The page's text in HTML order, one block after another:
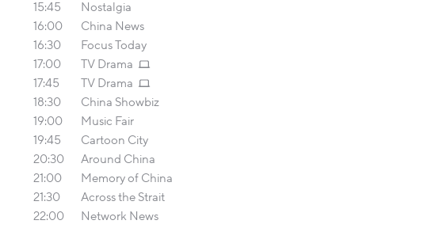
15:45
Nostalgia
16:00
China News
16:30
Focus Today
17:00
TV Drama
17:45
TV Drama
18:30
China Showbiz
19:00
Music Fair
19:45
Cartoon City
20:30
Around China
21:00
Memory of China
21:30
Across the Strait
22:00
Network News